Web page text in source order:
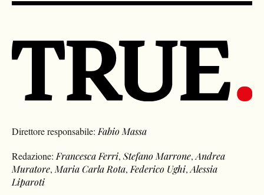
Direttore responsabile: Fabio Massa
Redazione: Francesca Ferri,Stefano Marrone,Andrea
Muratore, Maria Carla Rota, Federico Ughi,Alessia
Liparoti